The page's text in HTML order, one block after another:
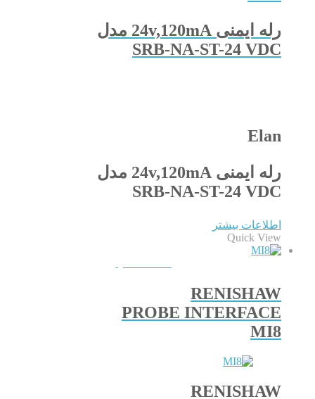
رله ایمنی 24v,120mA مدل
SRB-NA-ST-24 VDC
Elan
رله ایمنی 24v,120mA مدل
SRB-NA-ST-24 VDC
اطلاعات بیشتر
Quick View
RENISHAW
PROBE INTERFACE
MI8
RENISHAW